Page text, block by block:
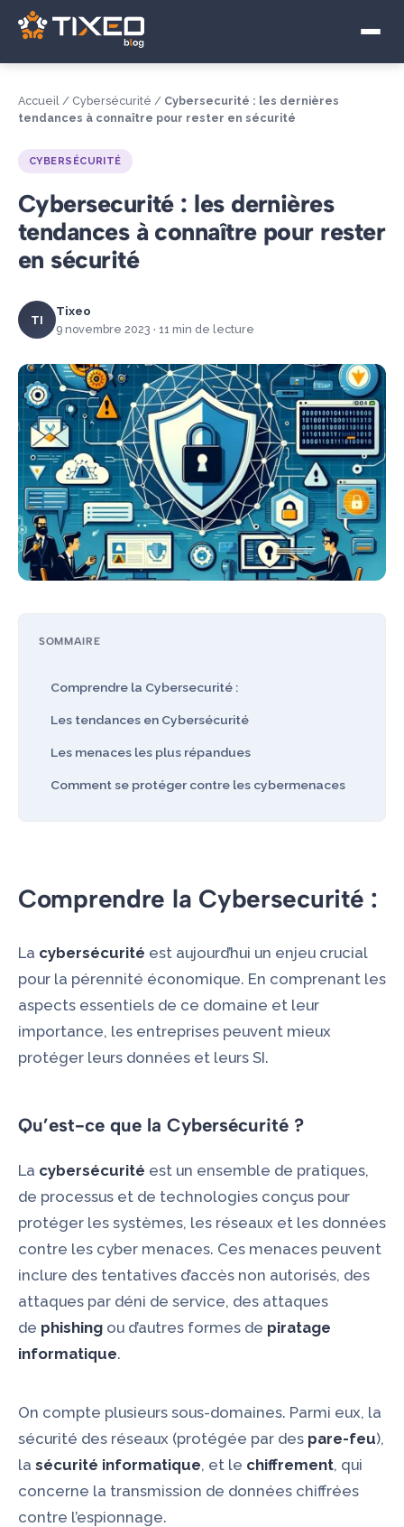
Visioconférence
Souveraineté numérique
Accueil / Cybersécurité / Cybersecurité : les dernières
tendances à connaître pour rester en sécurité
CYBERSÉCURITÉ
Cybersecurité : les dernières
tendances à connaître pour rester
en sécurité
TI
Tixeo
9 novembre 2023 · 11 min de lecture
SOMMAIRE
Comprendre la Cybersecurité :
Les tendances en Cybersécurité
Les menaces les plus répandues
Comment se protéger contre les cybermenaces
Comprendre la Cybersecurité :
La cybersécurité est aujourd’hui un enjeu crucial
pour la pérennité économique. En comprenant les
aspects essentiels de ce domaine et leur
importance, les entreprises peuvent mieux
protéger leurs données et leurs SI.
Qu’est-ce que la Cybersécurité ?
La cybersécurité est un ensemble de pratiques,
de processus et de technologies conçus pour
protéger les systèmes, les réseaux et les données
contre les cyber menaces. Ces menaces peuvent
inclure des tentatives d’accès non autorisés, des
attaques par déni de service, des attaques
de phishing ou d’autres formes de piratage
informatique.
On compte plusieurs sous-domaines. Parmi eux, la
sécurité des réseaux (protégée par des pare-feu),
la sécurité informatique, et le chiffrement, qui
concerne la transmission de données chiffrées
contre l’espionnage.